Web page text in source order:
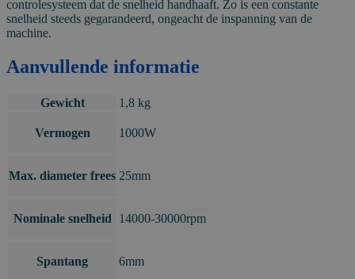
controlesysteem dat de snelheid handhaaft. Zo is een constante
snelheid steeds gegarandeerd, ongeacht de inspanning van de
machine.
Aanvullende informatie
Gewicht 1,8 kg
Vermogen 1000W
Max. diameter frees 25mm
Nominale snelheid 14000-30000rpm
Spantang 6mm